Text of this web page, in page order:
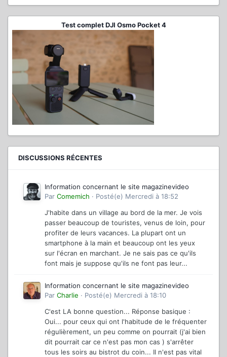
Test complet DJI Osmo Pocket 4
DISCUSSIONS RÉCENTES
Information concernant le site magazinevideo
Par Comemich · Posté(e) Mercredi à 18:52
J'habite dans un village au bord de la mer. Je vois
passer beaucoup de touristes, venus de loin, pour
profiter de leurs vacances. La plupart ont un
smartphone à la main et beaucoup ont les yeux
sur l'écran en marchant. Je ne sais pas ce qu'ils
font mais je suppose qu'ils ne font pas leur...
Information concernant le site magazinevideo
Par Charlie · Posté(e) Mercredi à 18:10
C'est LA bonne question... Réponse basique :
Oui... pour ceux qui ont l'habitude de le fréquenter
régulièrement, un peu comme on pourrait (j'ai bien
dit pourrait car ce n'est pas mon cas ) s'arrêter
tous les soirs au bistrot du coin... Il n'est pas vital